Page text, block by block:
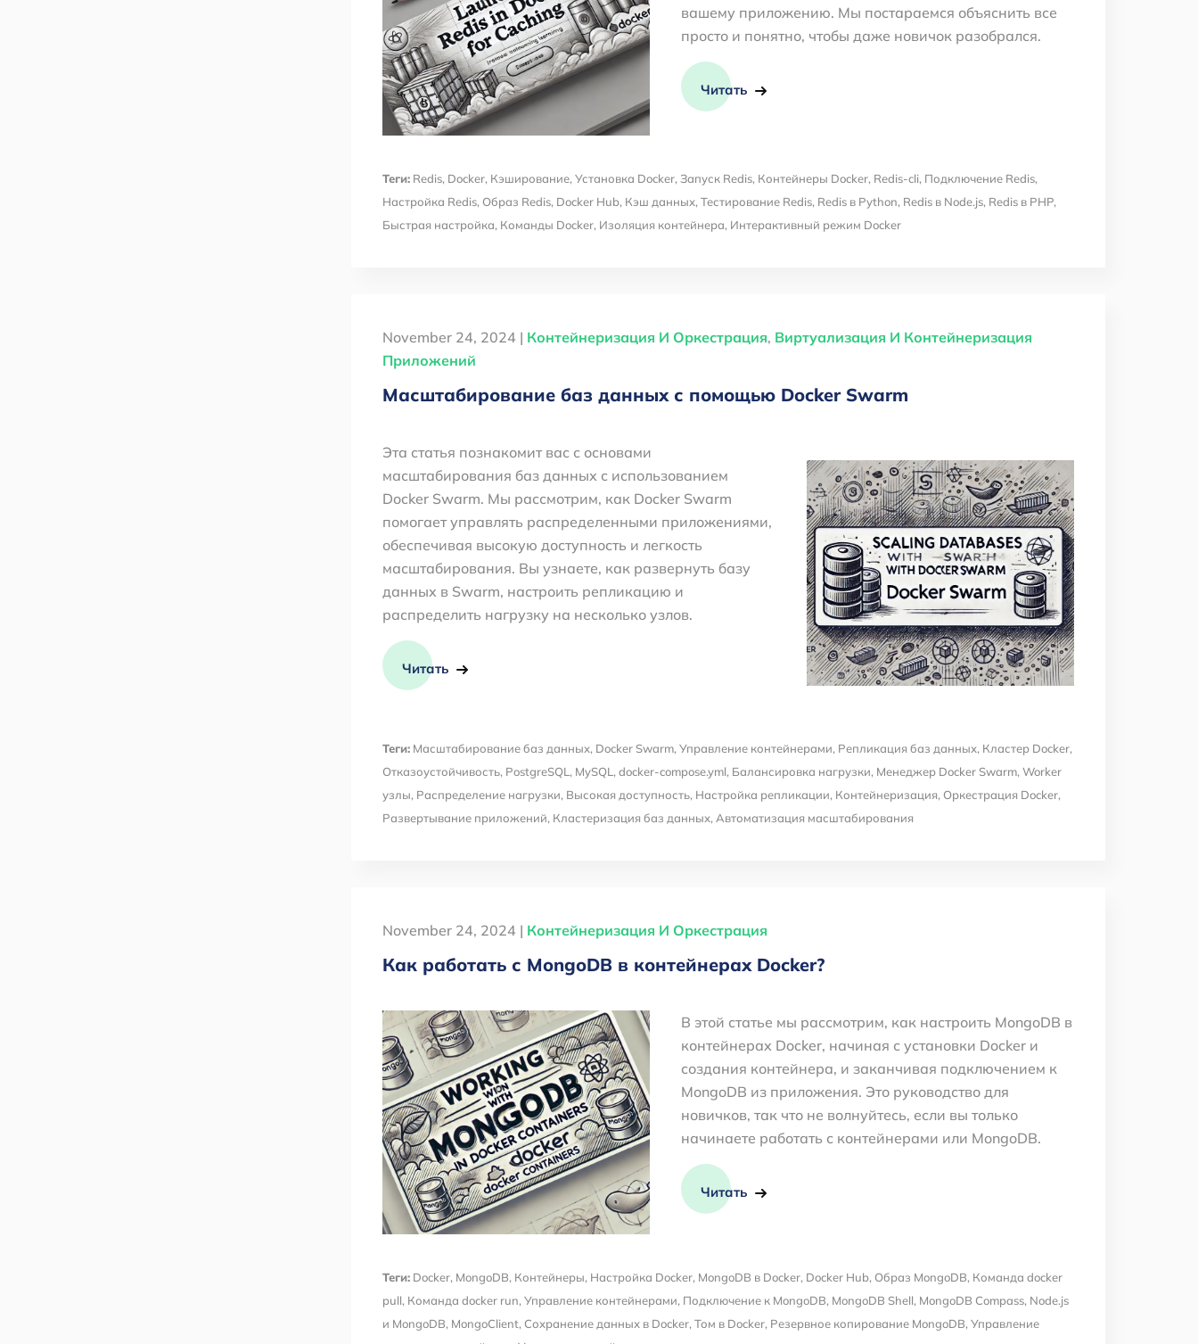
вашему приложению. Мы постараемся объяснить все
просто и понятно, чтобы даже новичок разобрался.
Читать
Теги: Redis, Docker, Кэширование, Установка Docker, Запуск Redis, Контейнеры Docker, Redis-cli, Подключение Redis,
Настройка Redis, Образ Redis, Docker Hub, Кэш данных, Тестирование Redis, Redis в Python, Redis в Node.js, Redis в PHP,
Быстрая настройка, Команды Docker, Изоляция контейнера, Интерактивный режим Docker
November 24, 2024 | Контейнеризация И Оркестрация, Виртуализация И Контейнеризация
Приложений
Масштабирование баз данных с помощью Docker Swarm
Эта статья познакомит вас с основами
масштабирования баз данных с использованием
Docker Swarm. Мы рассмотрим, как Docker Swarm
помогает управлять распределенными приложениями,
обеспечивая высокую доступность и легкость
масштабирования. Вы узнаете, как развернуть базу
данных в Swarm, настроить репликацию и
распределить нагрузку на несколько узлов.
Читать
Теги: Масштабирование баз данных, Docker Swarm, Управление контейнерами, Репликация баз данных, Кластер Docker,
Отказоустойчивость, PostgreSQL , MySQL , docker-compose.yml, Балансировка нагрузки, Менеджер Docker Swarm, Worker
узлы, Распределение нагрузки, Высокая доступность, Настройка репликации, Контейнеризация, Оркестрация Docker,
Развертывание приложений, Кластеризация баз данных, Автоматизация масштабирования
November 24, 2024 | Контейнеризация И Оркестрация
Как работать с MongoDB в контейнерах Docker?
В этой статье мы рассмотрим, как настроить MongoDB в
контейнерах Docker, начиная с установки Docker и
создания контейнера, и заканчивая подключением к
MongoDB из приложения. Это руководство для
новичков, так что не волнуйтесь, если вы только
начинаете работать с контейнерами или MongoDB.
Читать
Теги: Docker, MongoDB, Контейнеры, Настройка Docker, MongoDB в Docker, Docker Hub, Образ MongoDB, Команда docker
pull, Команда docker run, Управление контейнерами, Подключение к MongoDB, MongoDB Shell, MongoDB Compass, Node.js
и MongoDB, MongoClient, Сохранение данных в Docker, Том в Docker, Резервное копирование MongoDB, Управление